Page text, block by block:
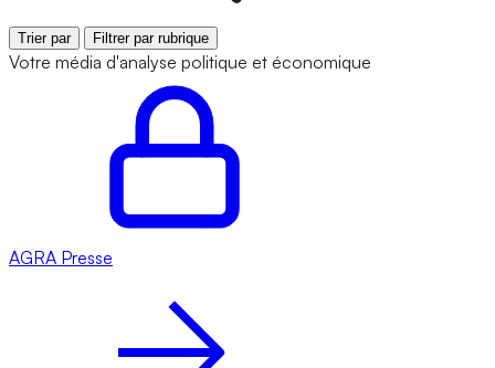
Trier par Filtrer par rubrique
Votre média d'analyse politique et économique
AGRA Presse